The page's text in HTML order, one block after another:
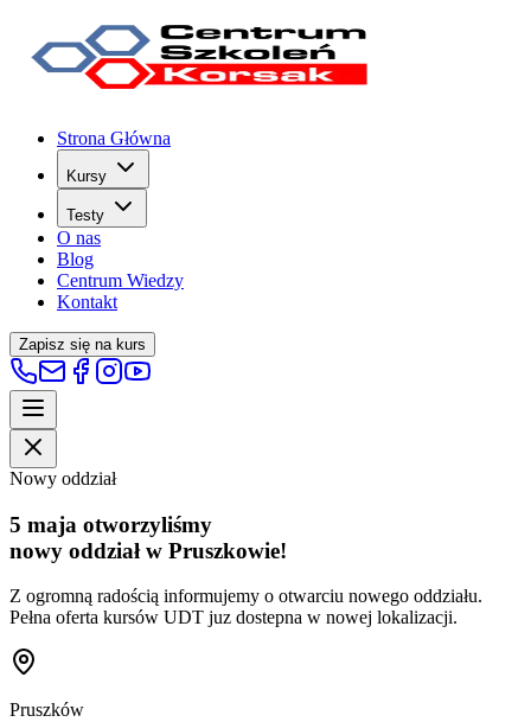
Strona Główna
Kursy
Testy
O nas
Blog
Centrum Wiedzy
Kontakt
Zapisz się na kurs
Nowy oddział
5 maja otworzyliśmy
nowy oddział w Pruszkowie!
Z ogromną radością informujemy o otwarciu nowego oddziału.
Pełna oferta kursów UDT juz dostepna w nowej lokalizacji.
Pruszków